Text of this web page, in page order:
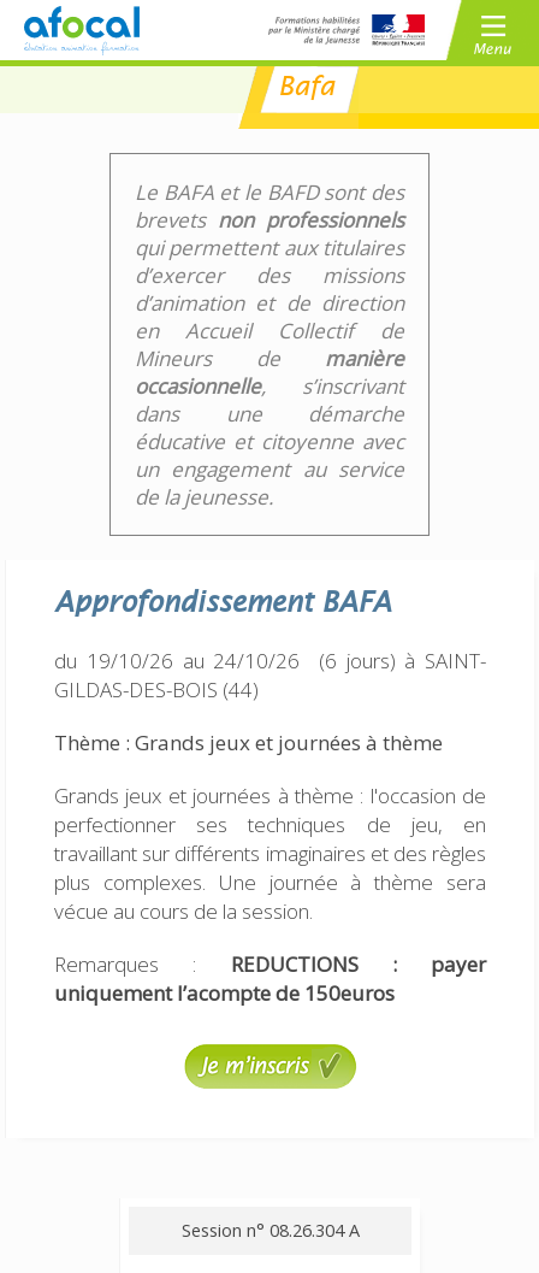
BAFA
BPJEPS
/
CPJEPS
Bafa
Le BAFA et le BAFD sont des
brevets non professionnels
qui permettent aux titulaires
d’exercer des missions
d’animation et de direction
en Accueil Collectif de
Mineurs de manière
occasionnelle, s’inscrivant
dans une démarche
éducative et citoyenne avec
un engagement au service
de la jeunesse.
ApprofondissementBAFA
du 19/10/26 au 24/10/26 (6 jours) à SAINT-
GILDAS-DES-BOIS (44)
Thème : Grands jeux et journées à thème
Grands jeux et journées à thème : l'occasion de
perfectionner ses techniques de jeu, en
travaillant sur différents imaginaires et des règles
plus complexes. Une journée à thème sera
vécue au cours de la session.
Remarques : REDUCTIONS : payer
uniquement l’acompte de 150euros
Session n° 08.26.304 A